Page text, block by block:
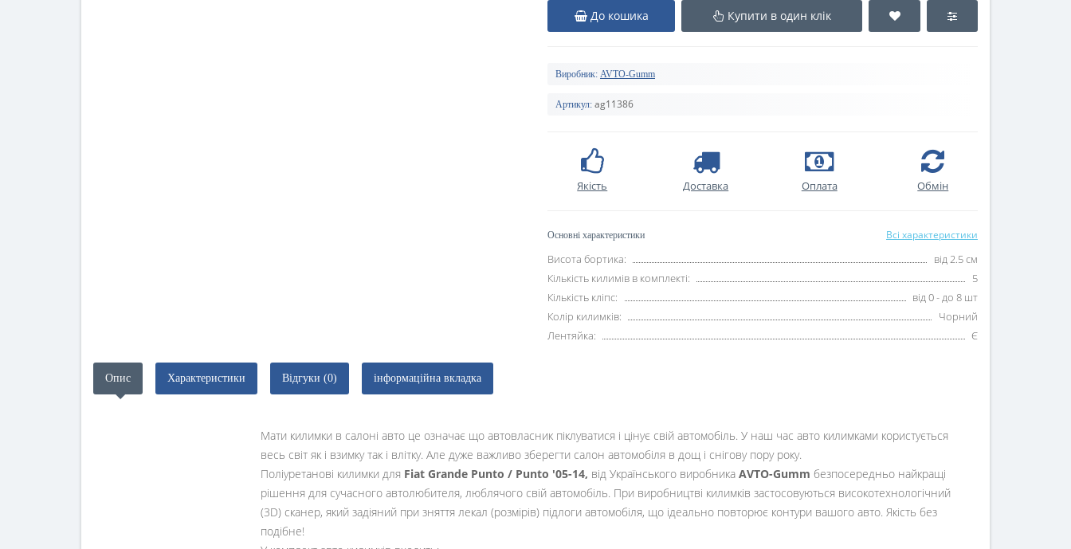
До кошика Купити в один клік
Виробник: AVTO-Gumm
Артикул: ag11386
Якість Доставка Оплата Oбмін
Основні характеристики Всі характеристики
Висота бортика:
від 2.5 см
Кількість килимів в комплекті:
5
Кількість кліпс:
від 0 - до 8 шт
Колір килимків:
Чорний
Лентяйка:
Є
Опис Характеристики Відгуки (0) інформаційна вкладка
Мати килимки в салоні авто це означає що автовласник піклуватися і цінує свій автомобіль. У наш час авто килимками користується
весь світ як і взимку так і влітку. Але дуже важливо зберегти салон автомобіля в дощ і снігову пору року.
Поліуретанові килимки для Fiat Grande Punto / Punto '05-14, від Українського виробника AVTO-Gumm безпосередньо найкращі
рішення для сучасного автолюбителя, люблячого свій автомобіль. При виробництві килимків застосовуються високотехнологічний
(3D) сканер, який задіяний при зняття лекал (розмірів) підлоги автомобіля, що ідеально повторює контури вашого авто. Якість без
подібне!